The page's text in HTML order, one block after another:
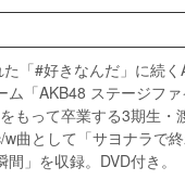
「#好きなんだ」に続
ム「AKB48 ステージフ
もって卒業する3期生・
曲として「サヨナラで
」を収録。DVD付き。